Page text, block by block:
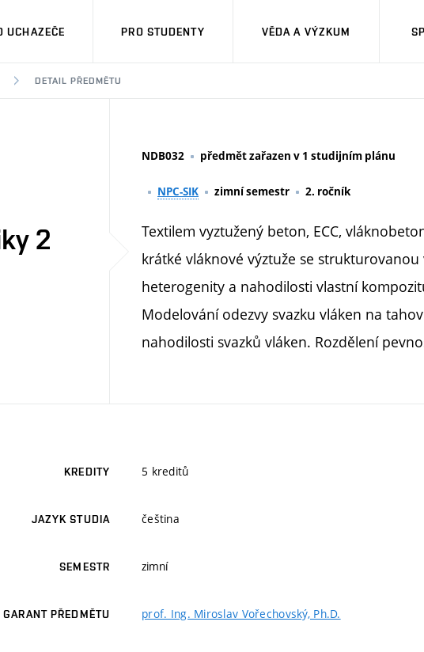
UCHAZEČE PRO STUDENTY VĚDA A VÝZKUM
DETAIL PŘEDMĚTU
2
NDB032 předmět zařazen v 1 studijním plánu
NPC-SIK zimní semestr 2. ročník
Textilem vyztužený beton, ECC,
krátké vláknové výztuže se
heterogenity a nahodilosti vlastní
Modelování odezvy svazku vláken na
nahodilosti svazků vláken. Rozdělení
KREDITY 5 kreditů
JAZYK STUDIA čeština
SEMESTR zimní
GARANT PŘEDMĚTU prof. Ing. Miroslav Vořechovský, Ph.D.